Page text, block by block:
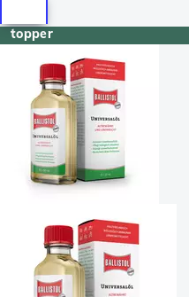
topper